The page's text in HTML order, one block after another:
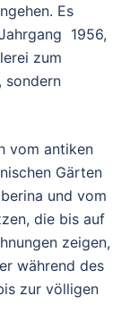
Es
1956,
zum
sondern
vom antiken
Gärten
und vom
die bis auf
zeigen,
während des
zur völligen